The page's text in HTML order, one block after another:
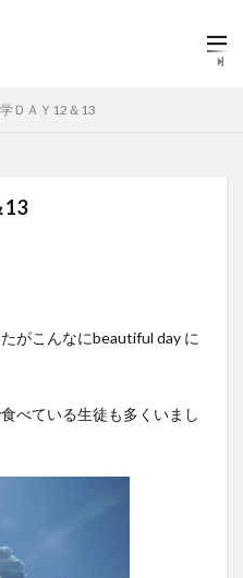
ＤＡＹ12＆13
13
がこんなにbeautiful day に
べている生徒も多くいまし